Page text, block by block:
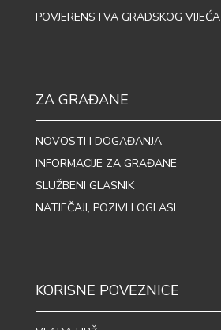
POVJERENSTVA GRADSKOG VIJEĆA
ZA GRAĐANE
NOVOSTI I DOGAĐANJA
INFORMACIJE ZA GRAĐANE
SLUŽBENI GLASNIK
NATJEČAJI, POZIVI I OGLASI
KORISNE POVEZNICE